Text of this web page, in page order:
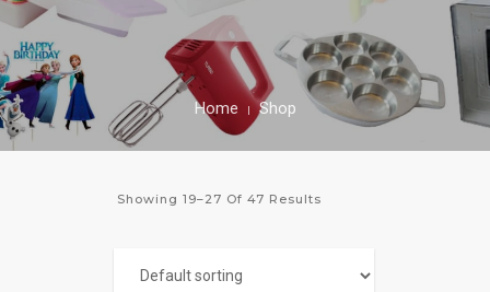
Hubungi Kami
Ulasan Kami
Home Shop
Showing 19–27 Of 47 Results